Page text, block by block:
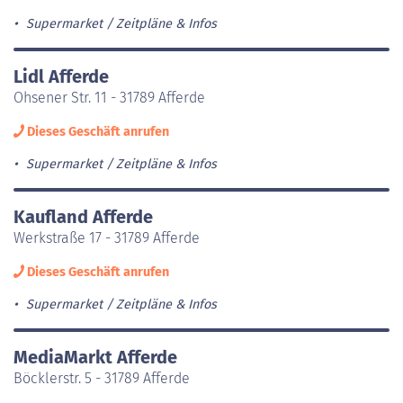
Supermarket Zeitpläne & Infos
Lidl Afferde
Ohsener Str. 11 - 31789 Afferde
Dieses Geschäft anrufen
Supermarket Zeitpläne & Infos
Kaufland Afferde
Werkstraße 17 - 31789 Afferde
Dieses Geschäft anrufen
Supermarket Zeitpläne & Infos
MediaMarkt Afferde
Böcklerstr. 5 - 31789 Afferde